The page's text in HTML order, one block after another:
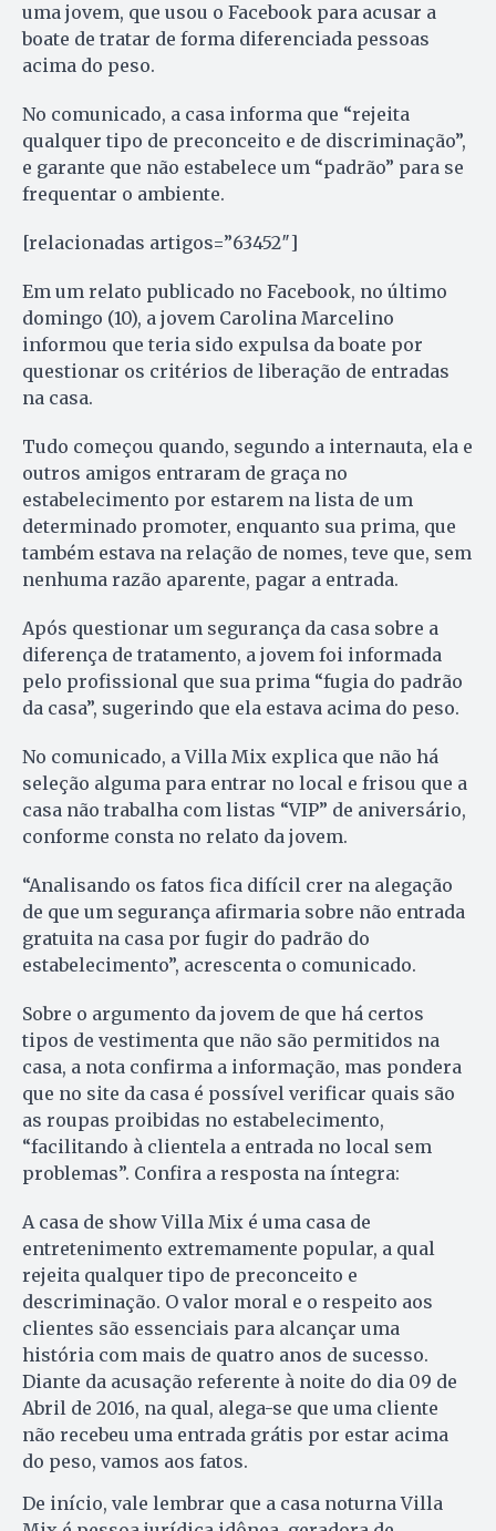
uma jovem, que usou o Facebook para acusar a
boate de tratar de forma diferenciada pessoas
acima do peso.
No comunicado, a casa informa que “rejeita
qualquer tipo de preconceito e de discriminação”,
e garante que não estabelece um “padrão” para se
frequentar o ambiente.
[relacionadas artigos=”63452″]
Em um relato publicado no Facebook, no último
domingo (10), a jovem Carolina Marcelino
informou que teria sido expulsa da boate por
questionar os critérios de liberação de entradas
na casa.
Tudo começou quando, segundo a internauta, ela e
outros amigos entraram de graça no
estabelecimento por estarem na lista de um
determinado promoter, enquanto sua prima, que
também estava na relação de nomes, teve que, sem
nenhuma razão aparente, pagar a entrada.
Após questionar um segurança da casa sobre a
diferença de tratamento, a jovem foi informada
pelo profissional que sua prima “fugia do padrão
da casa”, sugerindo que ela estava acima do peso.
No comunicado, a Villa Mix explica que não há
seleção alguma para entrar no local e frisou que a
casa não trabalha com listas “VIP” de aniversário,
conforme consta no relato da jovem.
“Analisando os fatos fica difícil crer na alegação
de que um segurança afirmaria sobre não entrada
gratuita na casa por fugir do padrão do
estabelecimento”, acrescenta o comunicado.
Sobre o argumento da jovem de que há certos
tipos de vestimenta que não são permitidos na
casa, a nota confirma a informação, mas pondera
que no site da casa é possível verificar quais são
as roupas proibidas no estabelecimento,
“facilitando à clientela a entrada no local sem
problemas”. Confira a resposta na íntegra:
A casa de show Villa Mix é uma casa de
entretenimento extremamente popular, a qual
rejeita qualquer tipo de preconceito e
descriminação. O valor moral e o respeito aos
clientes são essenciais para alcançar uma
história com mais de quatro anos de sucesso.
Diante da acusação referente à noite do dia 09 de
Abril de 2016, na qual, alega-se que uma cliente
não recebeu uma entrada grátis por estar acima
do peso, vamos aos fatos.
De início, vale lembrar que a casa noturna Villa